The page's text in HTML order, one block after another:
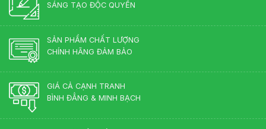
SÁNG TẠO ĐỘC QUYỀN
SẢN PHẨM CHẤT LƯỢNG
CHÍNH HÃNG ĐẢM BẢO
GIÁ CẢ CẠNH TRANH
BÌNH ĐẲNG & MINH BẠCH